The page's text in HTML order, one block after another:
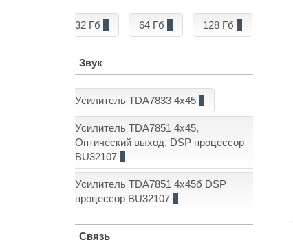
32 Гб 3 64 Гб 3 128 Гб
Звук
Усилитель TDA7833 4x45
Усилитель TDA7851 4x45,
Оптический выход, DSP процессор
BU32107 5
Усилитель TDA7851 4x45б DSP
процессор BU32107 1
Связь